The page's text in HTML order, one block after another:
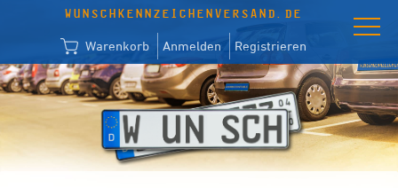
WUNSCHKENNZEICHENVERSAND.DE
Warenkorb Anmelden Registrieren